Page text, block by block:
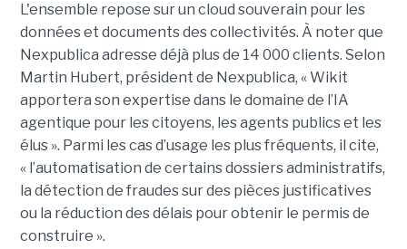
L'ensemble repose sur un cloud souverain pour les
données et documents des collectivités. À noter que
Nexpublica adresse déjà plus de 14 000 clients. Selon
Martin Hubert, président de Nexpublica, « Wikit
apportera son expertise dans le domaine de l’IA
agentique pour les citoyens, les agents publics et les
élus ». Parmi les cas d’usage les plus fréquents, il cite,
« l’automatisation de certains dossiers administratifs,
la détection de fraudes sur des pièces justificatives
ou la réduction des délais pour obtenir le permis de
construire ».